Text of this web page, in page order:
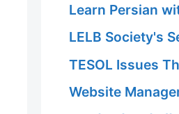
Learn Persian
LELB Society's
TESOL Issues
Website